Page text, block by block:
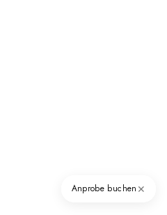
Anprobe buchen ✕